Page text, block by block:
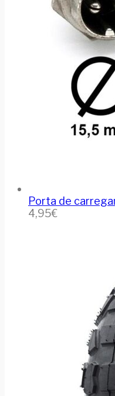
Porta de
4,95€